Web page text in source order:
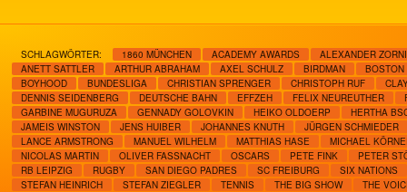
SCHLAGWÖRTER: 1860 MÜNCHEN ACADEMY AWARDS
ALEXANDER
ANETT SATTLER
ARTHUR ABRAHAM AXEL SCHULZ BIRDMAN
BOYHOOD
BUNDESLIGA CHRISTIAN SPRENGER CHRISTOPH RUF
DENNIS SEIDENBERG
DEUTSCHE BAHN EFFZEH FELIX NEUREUTHER
GARBINE MUGURUZA
GENNADY GOLOVKIN HEIKO OLDOERP
HERTHA
JAMEIS WINSTON
JENS HUIBER JOHANNES KNUTH
JÜRGEN SCHMIEDER
LANCE ARMSTRONG
MANUEL WILHELM MATTHIAS HASE
MICHAEL
NICOLAS MARTIN
OLIVER FASSNACHT OSCARS PETE FINK
PETER
RB LEIPZIG
RUGBY SAN DIEGO PADRES SC FREIBURG
SIX NATIONS
STEFAN HEINRICH
STEFAN ZIEGLER TENNIS THE BIG SHOW
THE